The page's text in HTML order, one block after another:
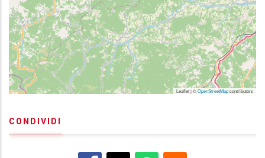
Leaflet | ©OpenStreetMapcontributors
CONDIVIDI